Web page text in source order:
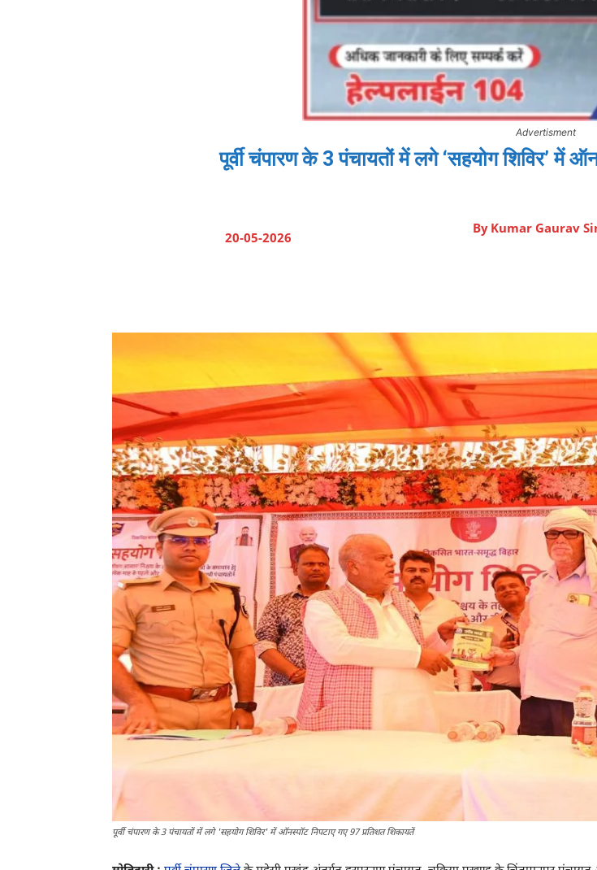
Advertisment
पूर्वी चंपारण के 3 पंचायतों में लगे ‘सहयोग शिविर’ में
20-05-2026
By Kumar Gaurav
पूर्वी चंपारण के 3 पंचायतों में लगे 'सहयोग शिविर' में ऑनस्पॉट निपटाए गए 97 प्रतिशत शिकायतें